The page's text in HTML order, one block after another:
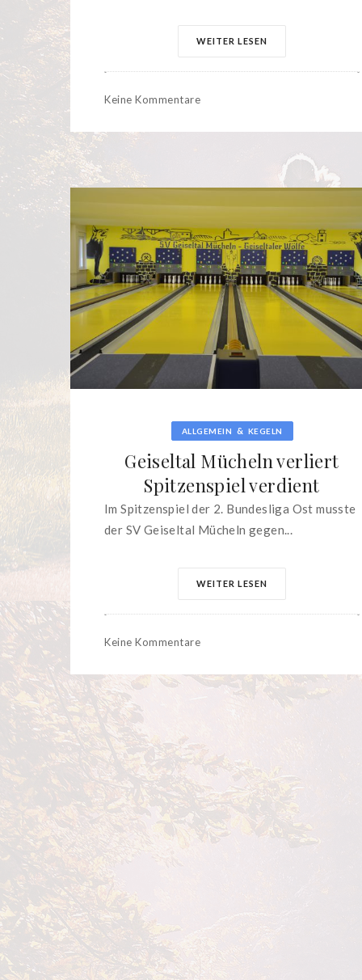
WEITER LESEN
Keine Kommentare
ALLGEMEIN & KEGELN
Geiseltal Mücheln verliert
Spitzenspiel verdient
Im Spitzenspiel der 2. Bundesliga Ost musste
der SV Geiseltal Mücheln gegen...
WEITER LESEN
Keine Kommentare